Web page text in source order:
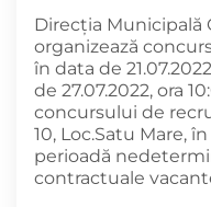
Direcția Municipală
organizează
în data de
de 27.07.2022, ora
concursului de
10, Loc.Satu Mare,
perioadă
contractuale